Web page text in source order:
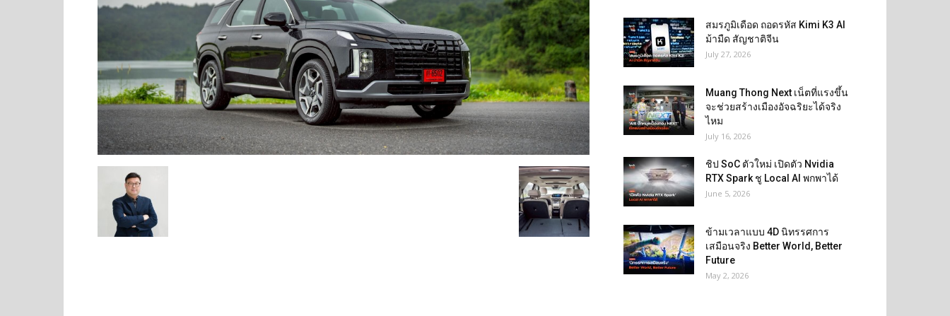
สมรภูมิเดือด ถอดรหัส Kimi K3 AI
ม้ามืด สัญชาติจีน
July 27, 2026
Muang Thong Next เน็ตที่แรงขึ้น
จะช่วยสร้างเมืองอัจฉริยะได้จริง
ไหม
July 16, 2026
ชิป SoC ตัวใหม่ เปิดตัว Nvidia
RTX Spark ชู Local AI พกพาได้
June 5, 2026
ข้ามเวลาแบบ 4D นิทรรศการ
เสมือนจริง Better World, Better
Future
May 2, 2026